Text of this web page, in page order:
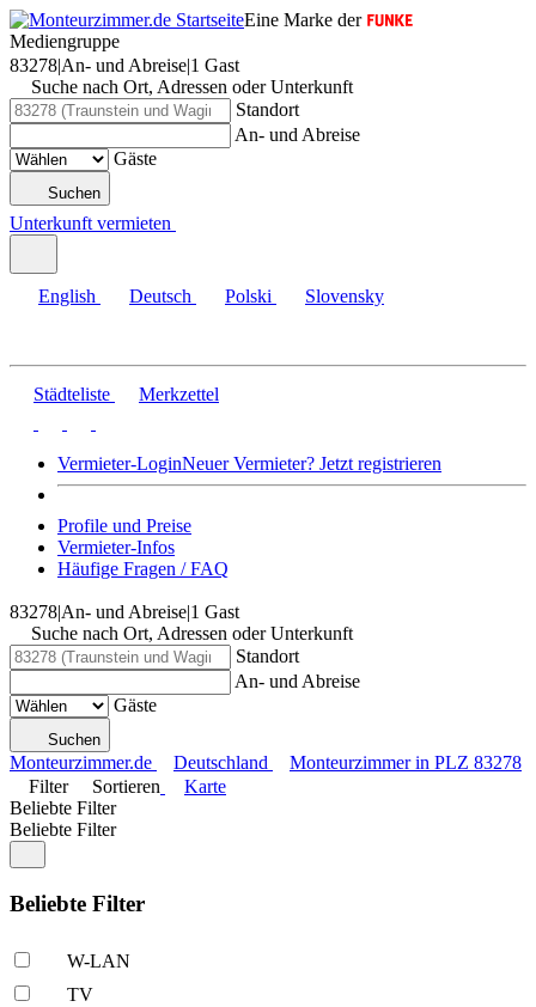
Eine Marke der
Mediengruppe
83278|An- und Abreise|1 Gast
Suche nach Ort, Adressen oder Unterkunft
Standort
An- und Abreise
Gäste
Suchen
Unterkunft vermieten
English Deutsch Polski Slovensky
Städteliste Merkzettel
Vermieter-LoginNeuer Vermieter? Jetzt registrieren
Profile und Preise
Vermieter-Infos
Häufige Fragen / FAQ
83278|An- und Abreise|1 Gast
Suche nach Ort, Adressen oder Unterkunft
Standort
An- und Abreise
Gäste
Suchen
Monteurzimmer.de Deutschland
Monteurzimmer in PLZ 83278
Filter
Sortieren
Karte
Beliebte Filter
Beliebte Filter
Beliebte Filter
W-LAN
TV